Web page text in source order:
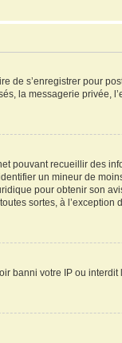
de s’enregistrer pour
la messagerie privée,
pouvant recueillir des
un mineur de
pour obtenir son
sortes, à
banni votre IP ou